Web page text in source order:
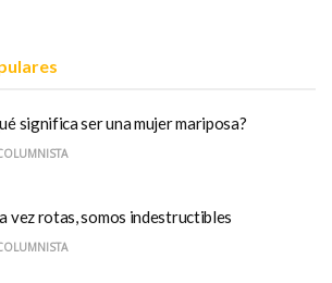
significa ser una mujer mariposa?
vez rotas, somos indestructibles